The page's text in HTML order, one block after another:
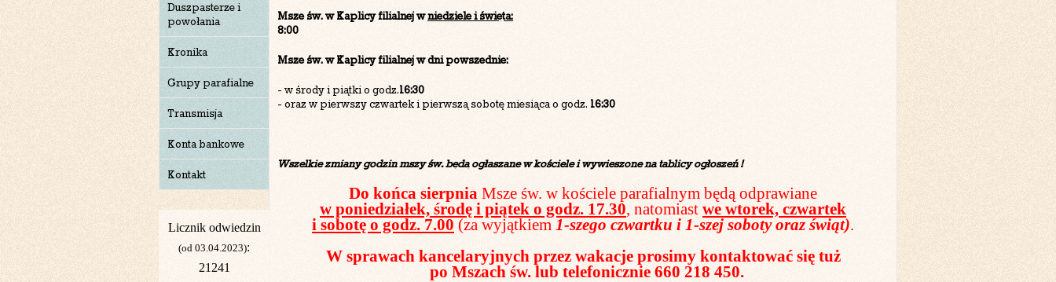
Duszpasterze i
powołania
Kronika
Grupy parafialne
Transmisja
Konta bankowe
Kontakt
Licznik odwiedzin
(od 03.04.2023):
21241
Msze św. w Kaplicy filialnej wniedziele i święta:
8:00
Msze św. w Kaplicy filialnej w dni powszednie:
- w środy i piątki o godz.16:30
- oraz w pierwszy czwartek i pierwszą sobotę miesiąca o godz. 16:30
Wszelkie zmiany godzin mszy św. będą ogłaszane w kościele i wywieszone na tablicy ogłoszeń !
Do końca sierpnia Msze św. w kościele parafialnym będą odprawiane
w poniedziałek, środę i piątek o godz. 17.30, natomiast we wtorek, czwartek
i sobotę o godz. 7.00 (za wyjątkiem 1-szego czwartku i 1-szej soboty oraz świąt).
W sprawach kancelaryjnych przez wakacje prosimy kontaktować się tuż
po Mszach św. lub telefonicznie 660 218 450.